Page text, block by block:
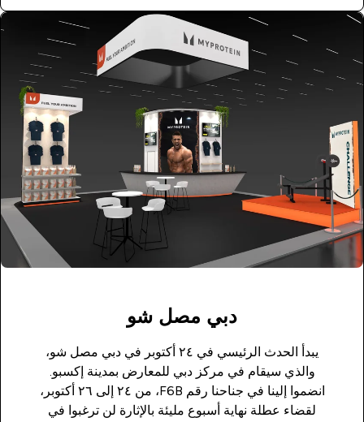
دبي مصل شو
يبدأ الحدث الرئيسي في ٢٤ أكتوبر في دبي مصل شو،
والذي سيقام في مركز دبي للمعارض بمدينة إكسبو.
انضموا إلينا في جناحنا رقم F6B، من ٢٤ إلى ٢٦ أكتوبر،
لقضاء عطلة نهاية أسبوع مليئة بالإثارة لن ترغبوا في